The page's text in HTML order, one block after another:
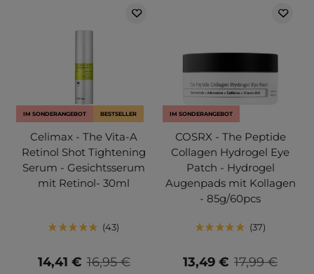
IM SONDERANGEBOT BESTSELLER
Celimax - The Vita-A
Retinol Shot Tightening
Serum - Gesichtsserum
mit Retinol- 30ml
43
16,95 €
14,41 €
IM SONDERANGEBOT
COSRX - The Peptide
Collagen Hydrogel Eye
Patch - Hydrogel
Augenpads mit Kollagen
- 85g/60pcs
37
17,99 €
13,49 €